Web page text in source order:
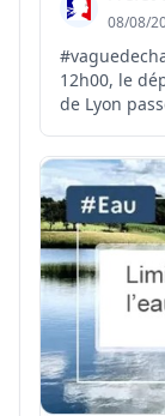
08/08/
#vaguedechaleur Demain, samedi
12h00, le
de Lyon
entre
températures
ces forte...